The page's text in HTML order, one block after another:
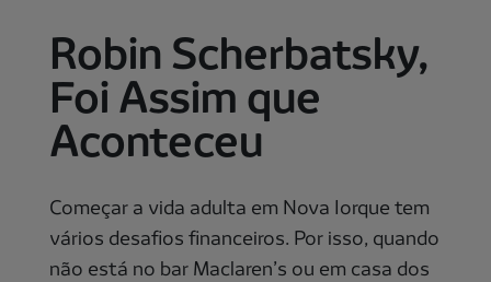
Robin Scherbatsky,
Foi Assim que
Aconteceu
Começar a vida adulta em Nova Iorque tem
vários desafios financeiros. Por isso, quando
não está no bar Maclaren’s ou em casa dos